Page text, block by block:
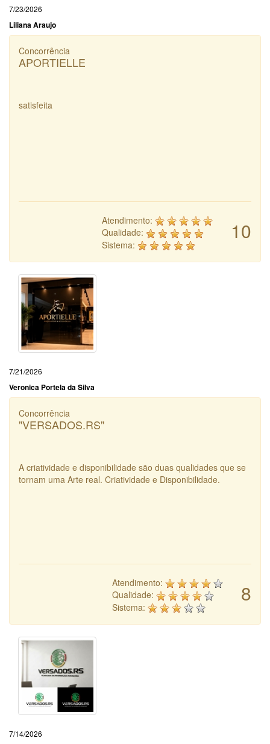
7/23/2026
Liliana Araujo
Concorrência
APORTIELLE
satisfeita
10
Atendimento:
Qualidade:
Sistema:
7/21/2026
Veronica Portela da Silva
Concorrência
"VERSADOS.RS"
A criatividade e disponibilidade são duas qualidades que se
tornam uma Arte real. Criatividade e Disponibilidade.
8
Atendimento:
Qualidade:
Sistema:
7/14/2026